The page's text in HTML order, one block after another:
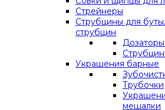
Стрейнеры
Струбцины для
струбцин
Украшения барные
Трубочки
мешалки